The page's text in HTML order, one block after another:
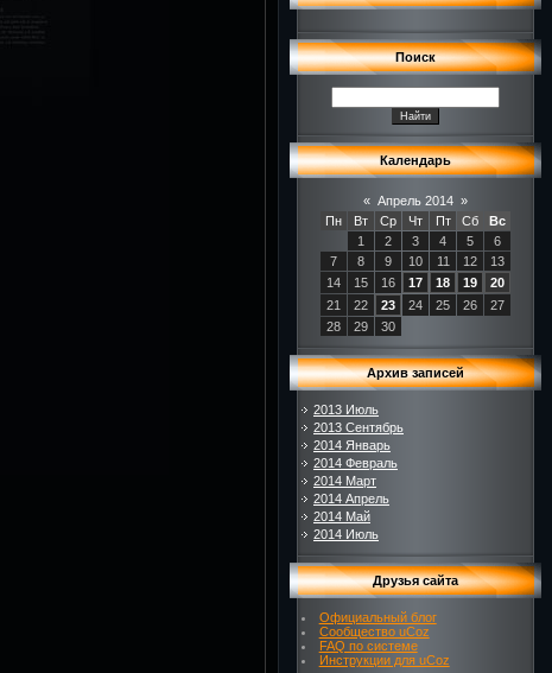
Поиск
Календарь
« Апрель 2014 »
Пн
Вт Ср Чт Пт Сб
Вс
1
2 3 4 5
6
7
8 9 10 11 12
13
14
15 16 17 18 19
20
21
22 23 24 25 26
27
28
29 30
Архив записей
2013 Июль
2013 Сентябрь
2014 Январь
2014 Февраль
2014 Март
2014 Апрель
2014 Май
2014 Июль
Друзья сайта
Официальный блог
Сообщество uCoz
FAQ по системе
Инструкции для uCoz